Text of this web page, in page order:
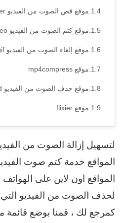
موقع قص الصوت من الفيديو audioremover
موقع كتم الصوت من الفيديو clideo
موقع إلغاء الصوت من الفيديو ezgif
موقع mp4compress
موقع حذف الصوت من الفيديو veed
موقع flixier
لتسهيل إزالة الصوت من
المواقع خدمة كتم صوت
المواقع اون لاين على الهواتف
لحذف الصوت من الفيديو التي
كمرجع لك ، قمنا بوضع قائمة